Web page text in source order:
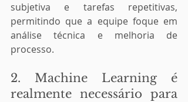
subjetiva e tarefas repetitivas,
permitindo que a equipe foque em
análise técnica e melhoria de
processo.
2. Machine Learning é
realmente necessário para